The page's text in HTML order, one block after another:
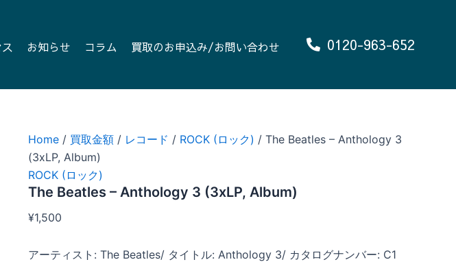
お知らせ コラム 買取のお申込み/お問い合わせ 0120-963-652
Home / 買取金額 / レコード / ROCK (ロック) / The Beatles – Anthology 3
(3xLP, Album)
ROCK (ロック)
The Beatles – Anthology 3 (3xLP, Album)
¥1,500
アーティスト: The Beatles/ タイトル: Anthology 3/ カタログナンバー: C1